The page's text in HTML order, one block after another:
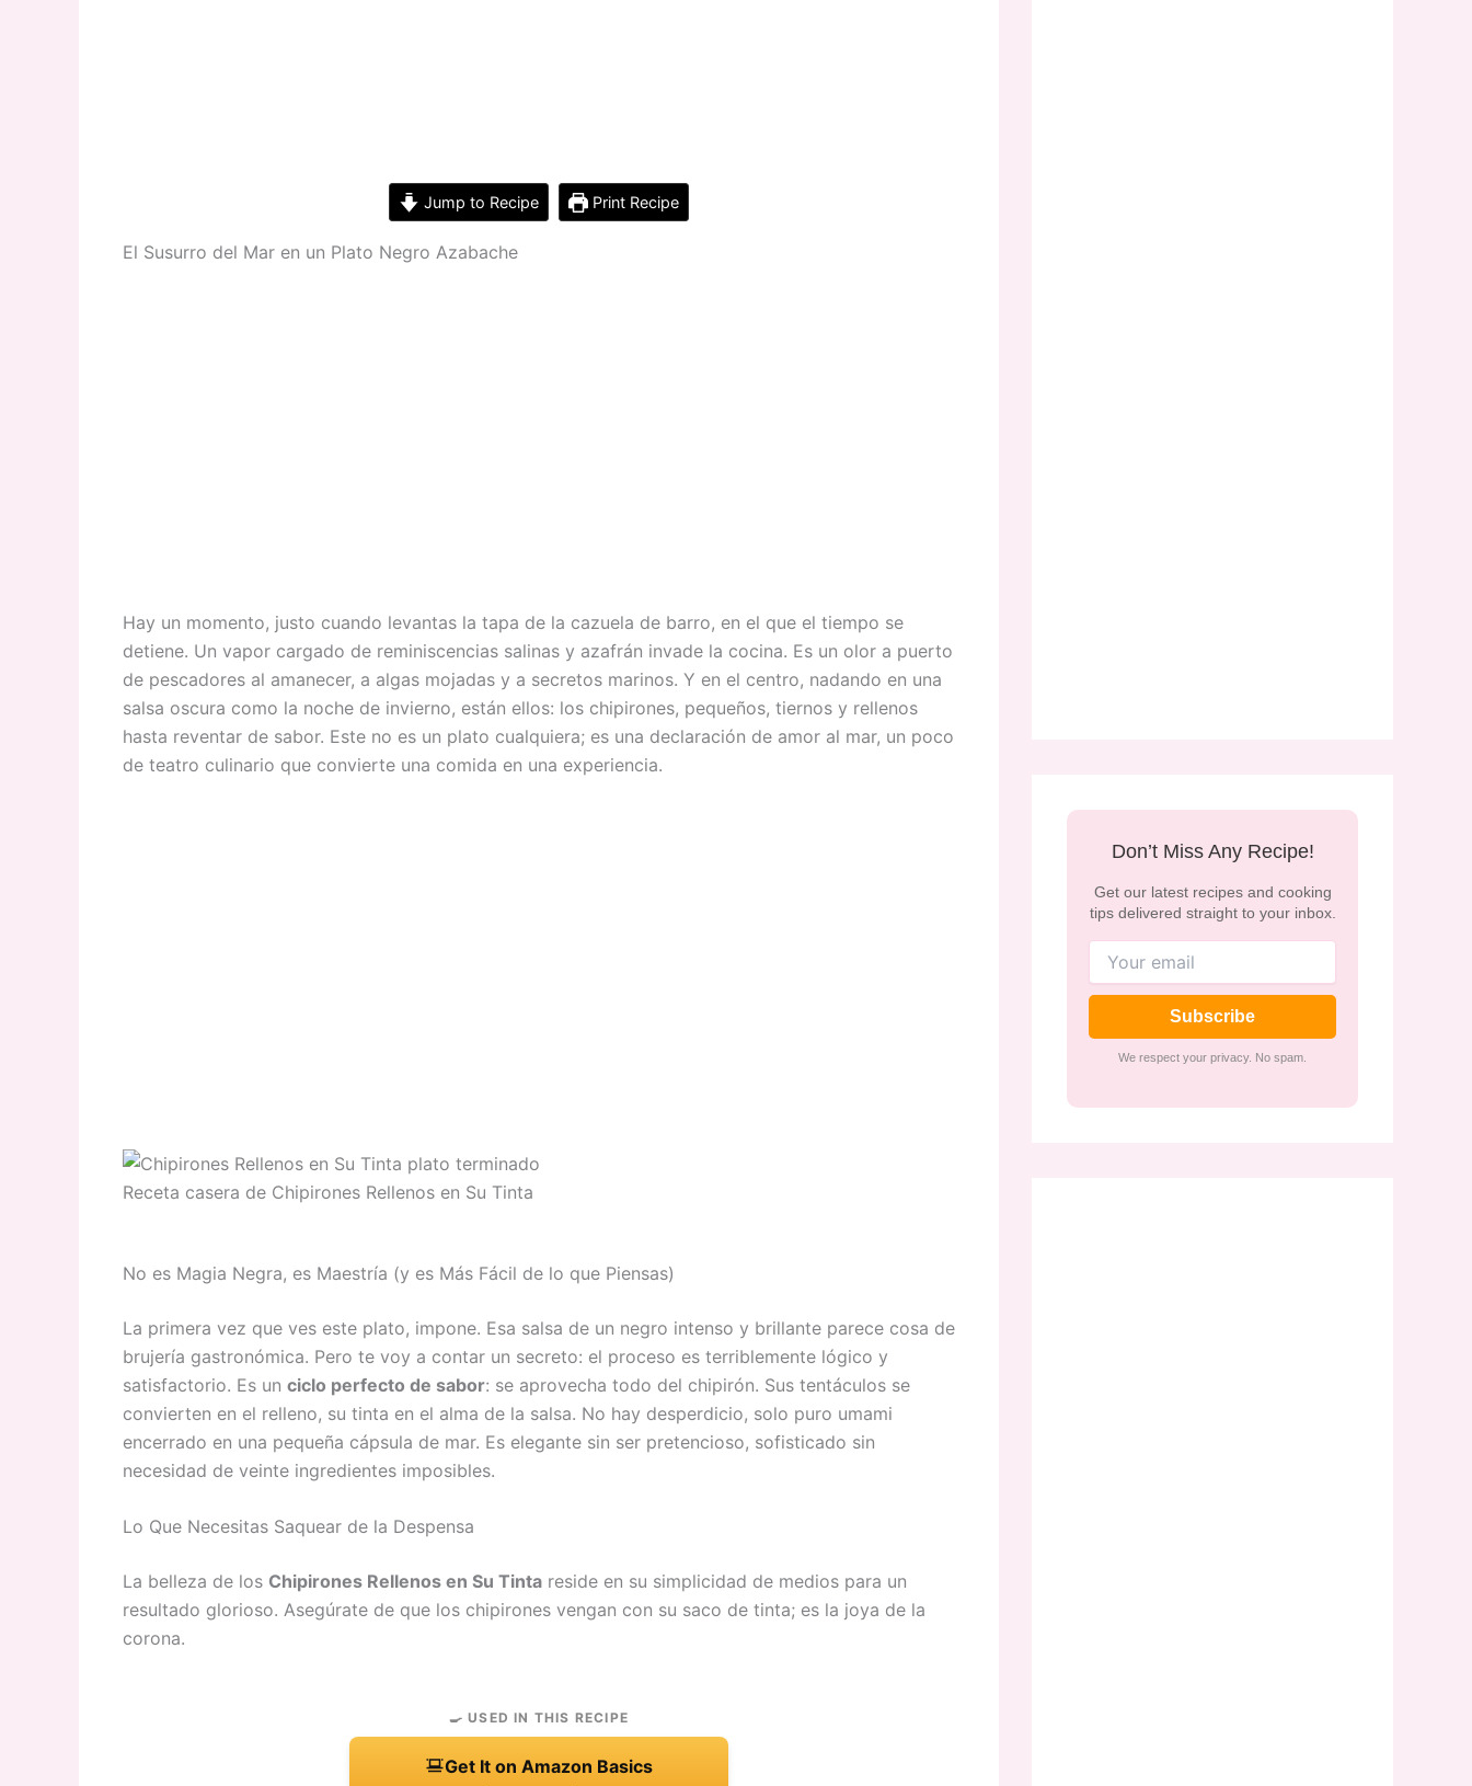
Jump to Recipe Print Recipe
El Susurro del Mar en un Plato Negro Azabache
Hay un momento, justo cuando levantas la tapa de la cazuela de barro, en el que el tiempo se
detiene. Un vapor cargado de reminiscencias salinas y azafrán invade la cocina. Es un olor a puerto
de pescadores al amanecer, a algas mojadas y a secretos marinos. Y en el centro, nadando en una
salsa oscura como la noche de invierno, están ellos: los chipirones, pequeños, tiernos y rellenos
hasta reventar de sabor. Este no es un plato cualquiera; es una declaración de amor al mar, un poco
de teatro culinario que convierte una comida en una experiencia.
Receta casera de Chipirones Rellenos en Su Tinta
No es Magia Negra, es Maestría (y es Más Fácil de lo que Piensas)
La primera vez que ves este plato, impone. Esa salsa de un negro intenso y brillante parece cosa de
brujería gastronómica. Pero te voy a contar un secreto: el proceso es terriblemente lógico y
satisfactorio. Es un ciclo perfecto de sabor: se aprovecha todo del chipirón. Sus tentáculos se
convierten en el relleno, su tinta en el alma de la salsa. No hay desperdicio, solo puro umami
encerrado en una pequeña cápsula de mar. Es elegante sin ser pretencioso, sofisticado sin
necesidad de veinte ingredientes imposibles.
Lo Que Necesitas Saquear de la Despensa
La belleza de los Chipirones Rellenos en Su Tinta reside en su simplicidad de medios para un
resultado glorioso. Asegúrate de que los chipirones vengan con su saco de tinta; es la joya de la
corona.
🍳 USED IN THIS RECIPE
Get It on Amazon Basics
Don’t Miss Any Recipe!
Get our latest recipes and cooking
tips delivered straight to your inbox.
Subscribe
We respect your privacy. No spam.